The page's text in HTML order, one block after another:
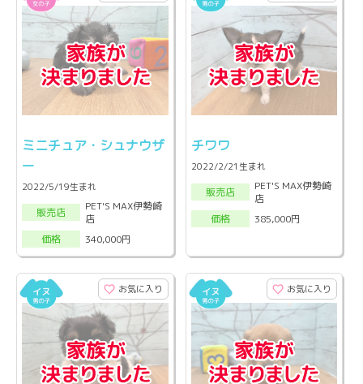
ミニチュア・シュナウザ
ー
2022/5/19生まれ
販売店
PET'S MAX伊勢崎
店
価格
340,000円
チワワ
2022/2/21生まれ
販売店
PET'S MAX伊勢崎
店
価格
385,000円
お気に入り お気に入り